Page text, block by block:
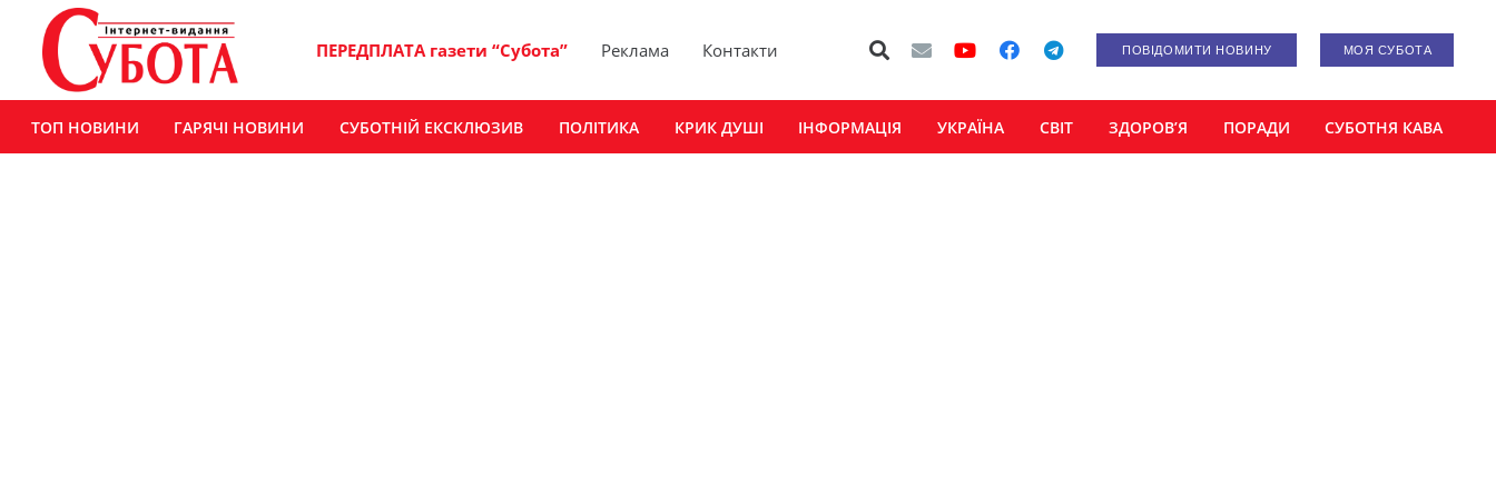
ПЕРЕДПЛАТА газети “Субота” Реклама Контакти ПОВІДОМИТИ НОВИНУ МОЯ СУБОТА
ТОП НОВИНИ ГАРЯЧІ НОВИНИ СУБОТНІЙ ЕКСКЛЮЗИВ ПОЛІТИКА КРИК ДУШІ ІНФОРМАЦІЯ УКРАЇНА СВІТ ЗДОРОВ’Я ПОРАДИ СУБОТНЯ КАВА